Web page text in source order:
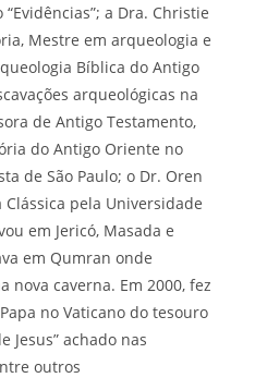
a Dra. Christie
Mestre em arqueologia e
Bíblica do Antigo
arqueológicas na
de Antigo Testamento,
do Antigo Oriente no
de São Paulo; o Dr. Oren
pela Universidade
em Jericó, Masada e
em Qumran onde
nova caverna. Em 2000, fez
no Vaticano do tesouro
Jesus” achado nas
outros